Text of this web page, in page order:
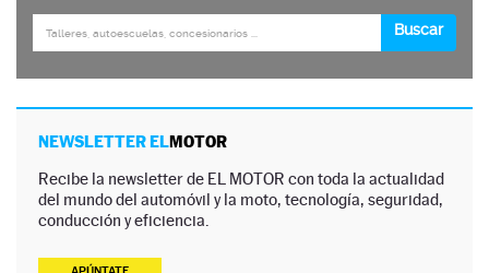
NEWSLETTER ELMOTOR
Recibe la newsletter de EL MOTOR con toda la actualidad
del mundo del automóvil y la moto, tecnología, seguridad,
conducción y eficiencia.